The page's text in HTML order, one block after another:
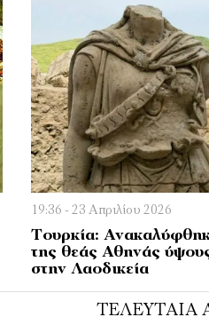
19:36 - 23 Απριλίου 2026
Τουρκία:
της θεάς Αθηνάς
στην Λαοδικεία
ΤΕΛΕΥΤΑΊΑ